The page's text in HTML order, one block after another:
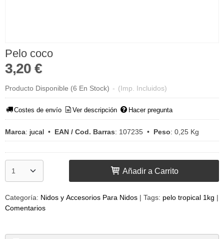
Pelo coco
3,20 €
Producto Disponible (6 En Stock) - (Imp. Incluidos)
Costes de envío Ver descripción Hacer pregunta
Marca: jucal • EAN / Cod. Barras: 107235 • Peso: 0,25 Kg
Añadir a Carrito
Categoría: Nidos y Accesorios Para Nidos | Tags: pelo tropical 1kg |
Comentarios